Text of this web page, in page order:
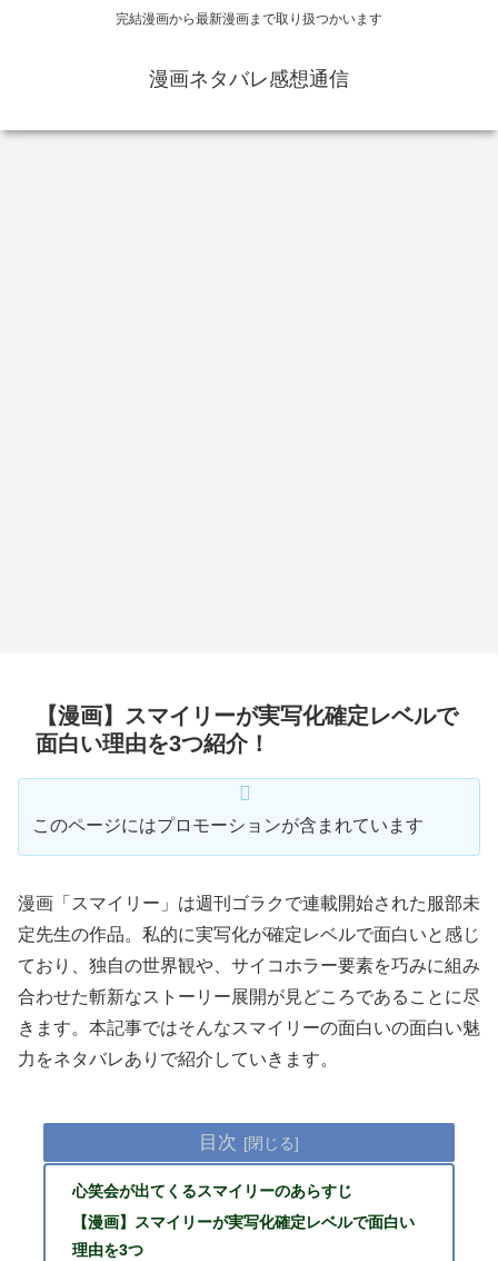
完結漫画から最新漫画まで取り扱つかいます
漫画ネタバレ感想通信
【漫画】スマイリーが実写化確定レベルで
面白い理由を3つ紹介！
このページにはプロモーションが含まれています
漫画「スマイリー」は週刊ゴラクで連載開始された服部未
定先生の作品。私的に実写化が確定レベルで面白いと感じ
ており、独自の世界観や、サイコホラー要素を巧みに組み
合わせた斬新なストーリー展開が見どころであることに尽
きます。本記事ではそんなスマイリーの面白いの面白い魅
力をネタバレありで紹介していきます。
目次
心笑会が出てくるスマイリーのあらすじ
【漫画】スマイリーが実写化確定レベルで面白い
理由を3つ